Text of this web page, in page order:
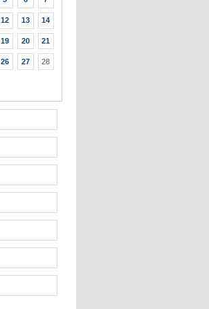
12 13 14
19 20 21
26 27 28